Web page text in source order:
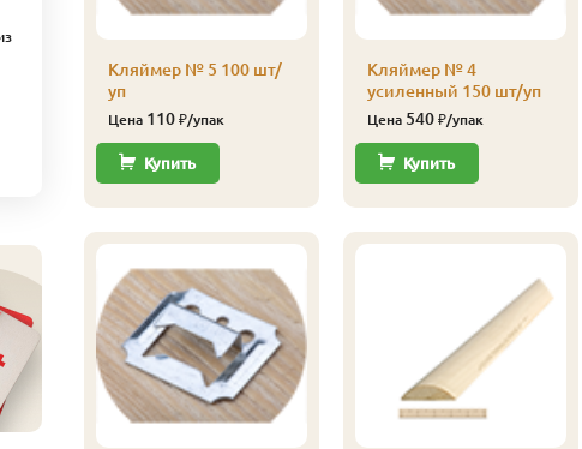
Кляймер № 5 100 шт/
уп
Цена 110₽/упак
Купить
Кляймер № 4
усиленный 150 шт/уп
Цена 540₽/упак
Купить